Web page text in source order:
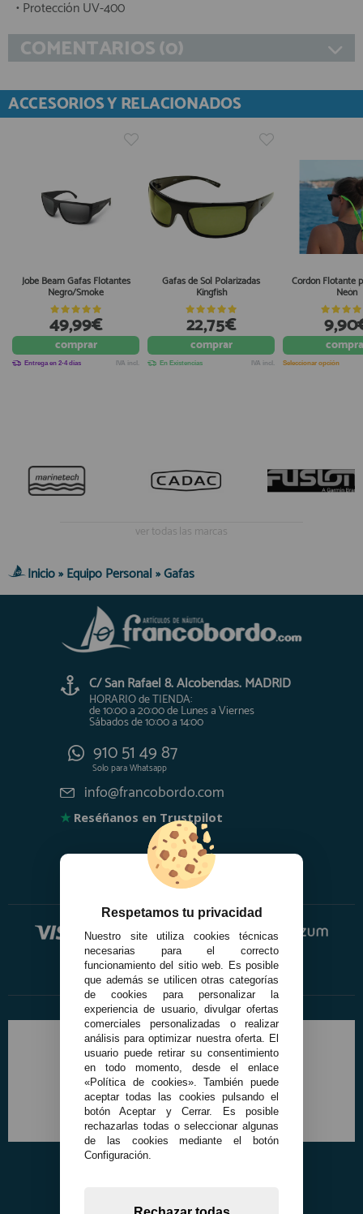
• Protección UV-400
COMENTARIOS (0)
ACCESORIOS Y RELACIONADOS
Jobe Beam Gafas Flotantes
Negro/Smoke
49,99€
comprar
Entrega en 2-4 días IVA incl.
Gafas de Sol Polarizadas
Kingfish
22,75€
comprar
En Existencias IVA incl.
Cordon Flotante
Neón
Seleccionar opción
ver todas las marcas
Inicio»Equipo Personal»Gafas
C/ San Rafael 8. Alcobendas. MADRID
HORARIO de TIENDA:
de 10:00 a 20:00 de Lunes a Viernes
Sábados de 10:00 a 14:00
910 51 49 87
Solo paraWhatsapp
info@francobordo.com
★ Reséñanos en Trustpilot
Respetamos tu privacidad
Nuestro site utiliza cookies técnicas
necesarias para el correcto
funcionamiento del sitio web. Es posible
que además se utilicen otras categorías
de cookies para personalizar la
experiencia de usuario, divulgar ofertas
comerciales personalizadas o realizar
análisis para optimizar nuestra oferta. El
usuario puede retirar su consentimiento
en todo momento, desde el enlace
«Política de cookies». También puede
aceptar todas las cookies pulsando el
botón Aceptar y Cerrar. Es posible
rechazarlas todas o seleccionar algunas
de las cookies mediante el botón
Configuración.